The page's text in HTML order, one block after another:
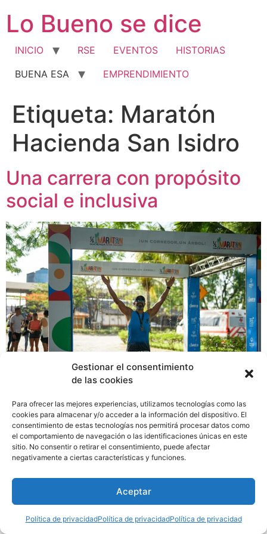
Gestionar el consentimiento
de las cookies
Para ofrecer las mejores experiencias, utilizamos tecnologías como las
cookies para almacenar y/o acceder a la información del dispositivo. El
consentimiento de estas tecnologías nos permitirá procesar datos como
el comportamiento de navegación o las identificaciones únicas en este
sitio. No consentir o retirar el consentimiento, puede afectar
negativamente a ciertas características y funciones.
Aceptar
Política de privacidadPolítica de privacidadPolítica de privacidad
contenido
Lo Bueno se dice
INICIO RSE EVENTOS
HISTORIAS
BUENA ESA
EMPRENDIMIENTO
Etiqueta: Maratón
Hacienda San Isidro
Una carrera con propósito
social e inclusiva
Con la participación de más de 1000 corredores, este
fin de semana se llevó a cabo la ½ Maratón Hacienda
San Isidro en su décima edición, uno de los eventos
deportivos más importantes en la provincia de Herrera,
que impulsa no solo el deporte sino también la inclusión